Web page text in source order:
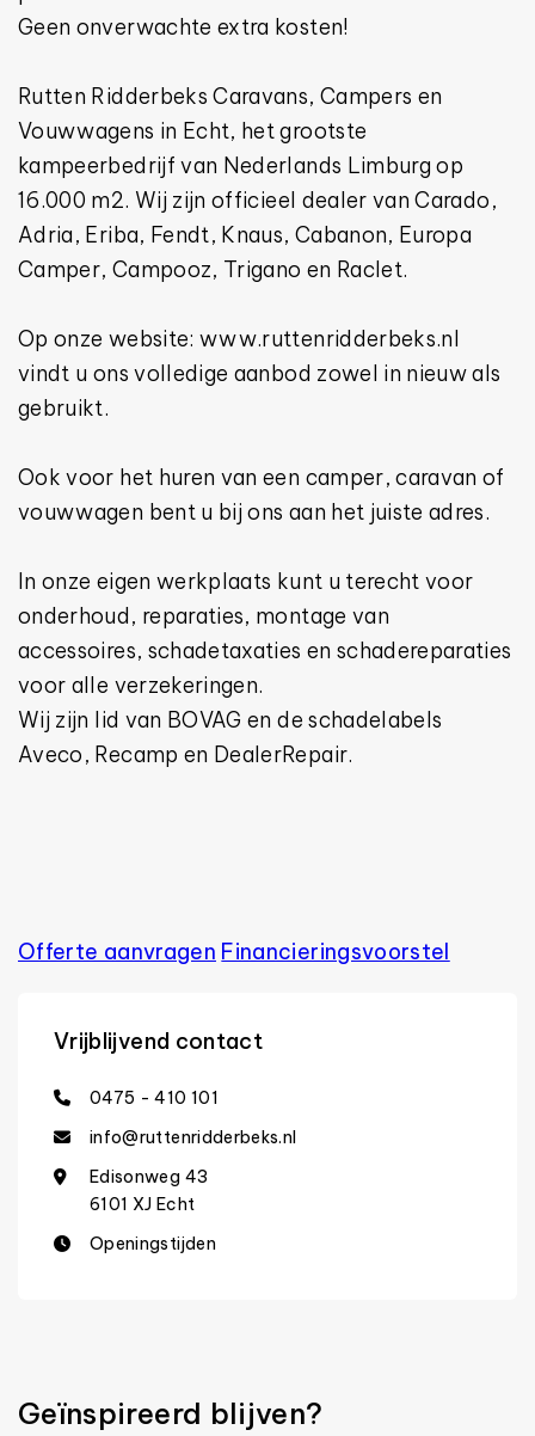
Geen onverwachte extra kosten!
Rutten Ridderbeks Caravans, Campers en
Vouwwagens in Echt, het grootste
kampeerbedrijf van Nederlands Limburg op
16.000 m2. Wij zijn officieel dealer van Carado,
Adria, Eriba, Fendt, Knaus, Cabanon, Europa
Camper, Campooz, Trigano en Raclet.
Op onze website: www.ruttenridderbeks.nl
vindt u ons volledige aanbod zowel in nieuw als
gebruikt.
Ook voor het huren van een camper, caravan of
vouwwagen bent u bij ons aan het juiste adres.
In onze eigen werkplaats kunt u terecht voor
onderhoud, reparaties, montage van
accessoires, schadetaxaties en schadereparaties
voor alle verzekeringen.
Wij zijn lid van BOVAG en de schadelabels
Aveco, Recamp en DealerRepair.
Offerte aanvragen Financierings­voorstel
Vrijblijvend contact
0475 - 410 101
info@ruttenridderbeks.nl
Edisonweg 43
6101 XJ Echt
Openingstijden
Geïnspireerd blijven?